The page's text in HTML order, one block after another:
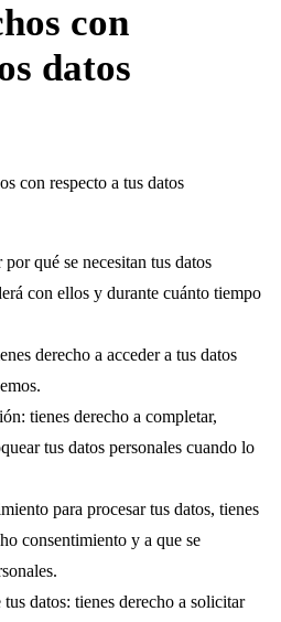
con
datos
con respecto a tus datos
qué se necesitan tus datos
con ellos y durante cuánto tiempo
derecho a acceder a tus datos
tienes derecho a completar,
tus datos personales cuando lo
para procesar tus datos, tienes
consentimiento y a que se
datos: tienes derecho a solicitar